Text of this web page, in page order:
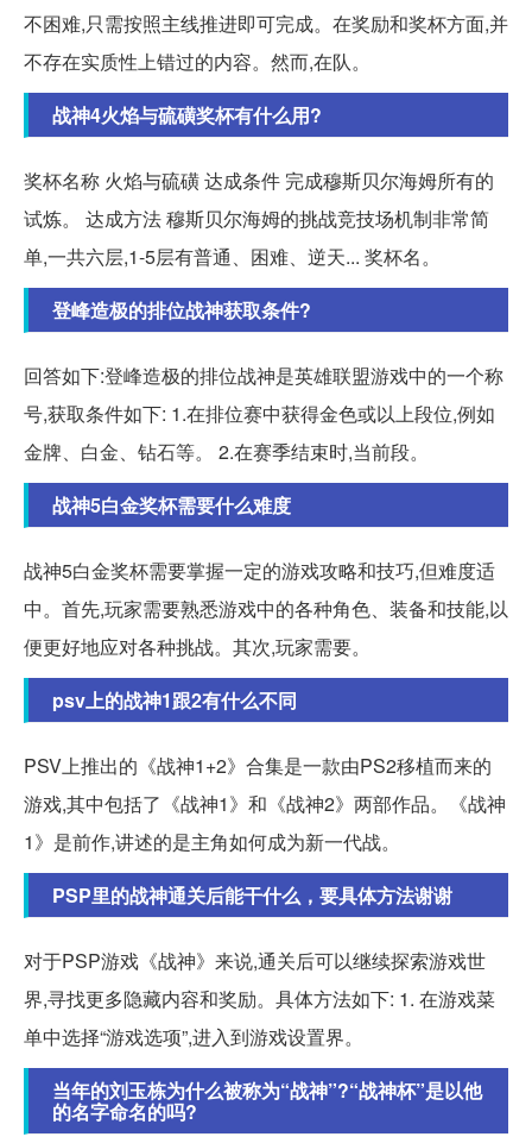
不困难,只需按照主线推进即可完成。在奖励和奖杯方面,并
不存在实质性上错过的内容。然而,在队。
战神4火焰与硫磺奖杯有什么用?
奖杯名称 火焰与硫磺 达成条件 完成穆斯贝尔海姆所有的
试炼。 达成方法 穆斯贝尔海姆的挑战竞技场机制非常简
单,一共六层,1-5层有普通、困难、逆天... 奖杯名。
登峰造极的排位战神获取条件?
回答如下:登峰造极的排位战神是英雄联盟游戏中的一个称
号,获取条件如下: 1.在排位赛中获得金色或以上段位,例如
金牌、白金、钻石等。 2.在赛季结束时,当前段。
战神5白金奖杯需要什么难度
战神5白金奖杯需要掌握一定的游戏攻略和技巧,但难度适
中。首先,玩家需要熟悉游戏中的各种角色、装备和技能,以
便更好地应对各种挑战。其次,玩家需要。
psv上的战神1跟2有什么不同
PSV上推出的《战神1+2》合集是一款由PS2移植而来的
游戏,其中包括了《战神1》和《战神2》两部作品。《战神
1》是前作,讲述的是主角如何成为新一代战。
PSP里的战神通关后能干什么，要具体方法谢谢
对于PSP游戏《战神》来说,通关后可以继续探索游戏世
界,寻找更多隐藏内容和奖励。具体方法如下: 1. 在游戏菜
单中选择“游戏选项”,进入到游戏设置界。
当年的刘玉栋为什么被称为“战神”?“战神杯”是以他
的名字命名的吗?